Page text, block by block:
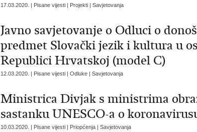
17.03.2020. | Pisane vijesti | Projekti | Savjetovanja
Javno savjetovanje o Odluci o
predmet Slovački jezik i kultura u
Republici Hrvatskoj (model C)
12.03.2020. | Pisane vijesti | Odluke | Savjetovanja
Ministrica Divjak s ministrima
sastanku UNESCO-a o
10.03.2020. | Pisane vijesti | Priopćenja | Savjetovanja